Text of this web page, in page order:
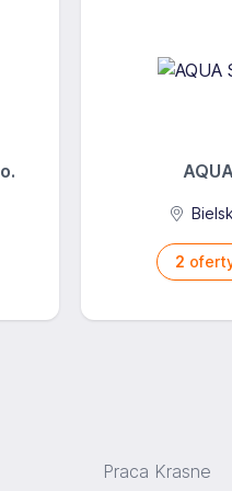
2
Praca Krasne